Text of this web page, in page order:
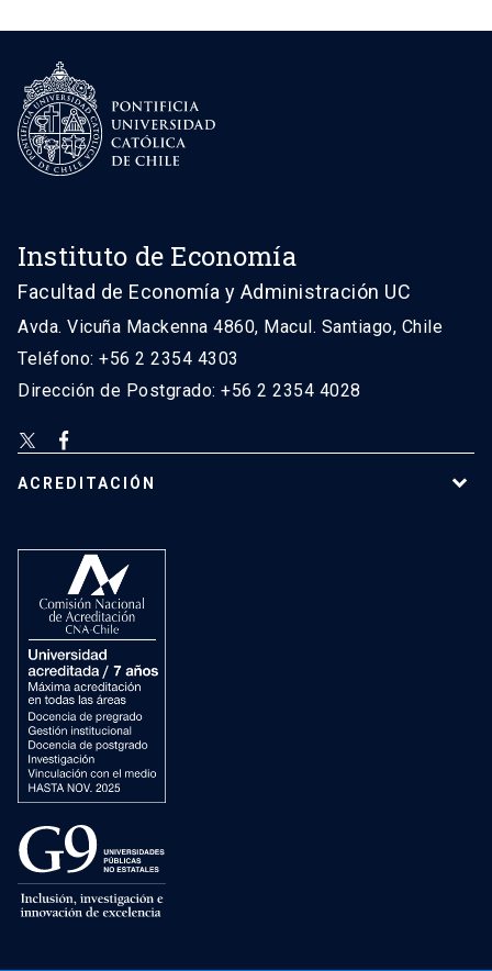
Instituto de Economía
Facultad de Economía y Administración UC
Avda. Vicuña Mackenna 4860, Macul. Santiago, Chile
Teléfono: +56 2 2354 4303
Dirección de Postgrado: +56 2 2354 4028
ACREDITACIÓN